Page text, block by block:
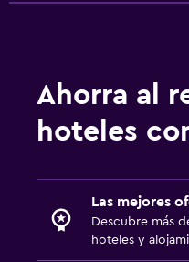
Ahorra al
hoteles
Las mejores
Descubre más
hoteles y